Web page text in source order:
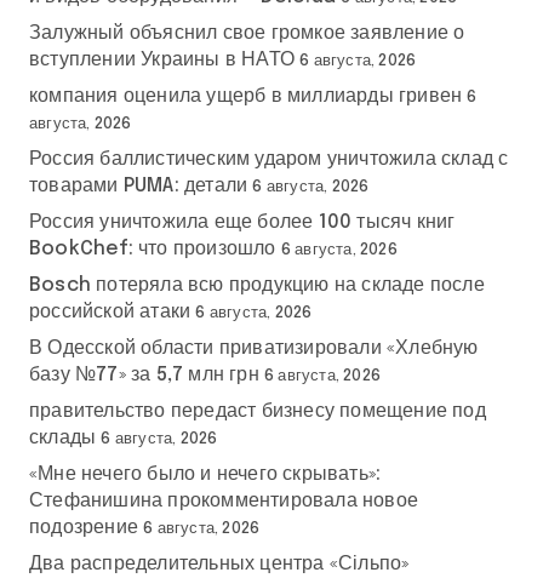
Залужный объяснил свое громкое заявление о
вступлении Украины в НАТО 6 августа, 2026
компания оценила ущерб в миллиарды гривен 6
августа, 2026
Россия баллистическим ударом уничтожила склад с
товарами PUMA: детали 6 августа, 2026
Россия уничтожила еще более 100 тысяч книг
BookChef: что произошло 6 августа, 2026
Bosch потеряла всю продукцию на складе после
российской атаки 6 августа, 2026
В Одесской области приватизировали «Хлебную
базу №77» за 5,7 млн грн 6 августа, 2026
правительство передаст бизнесу помещение под
склады 6 августа, 2026
«Мне нечего было и нечего скрывать»:
Стефанишина прокомментировала новое
подозрение 6 августа, 2026
Два распределительных центра «Сільпо»